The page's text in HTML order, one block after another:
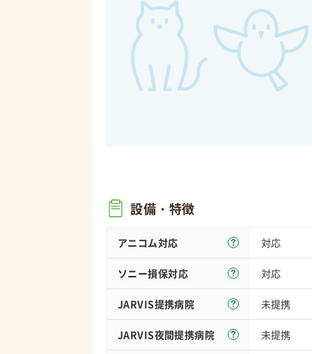
設備・特徴
アニコム対応 対応
ソニー損保対応 対応
JARVIS提携病院 未提携
JARVIS夜間提携病院 未提携